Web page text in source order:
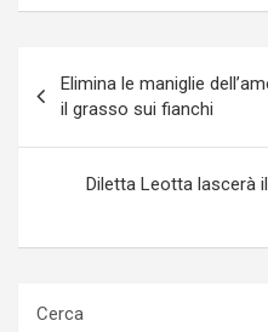
articoli
Elimina le maniglie
il grasso sui fianchi
Diletta Leotta lascerà
Cerca